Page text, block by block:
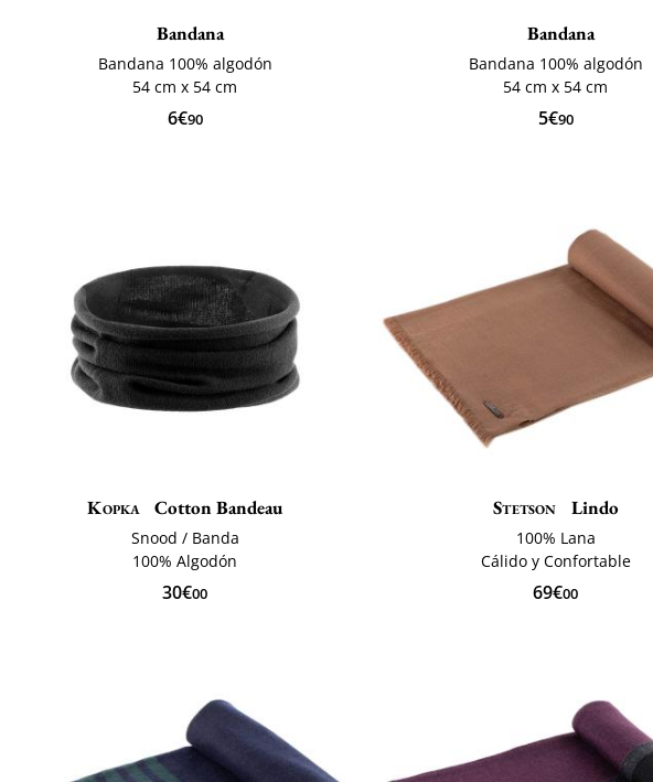
Bandana
Bandana 100% algodón
54 cm x 54 cm
6€90
Bandana
Bandana 100% algodón
54 cm x 54 cm
5€90
Kopka Cotton Bandeau
Snood / Banda
100% Algodón
30€00
Stetson Lindo
100% Lana
Cálido y Confortable
69€00